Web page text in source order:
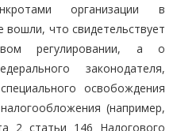
организации в
что свидетельствует
регулировании, а о
законодателя,
освобождения
(например,
2 статьи 146 Налогового